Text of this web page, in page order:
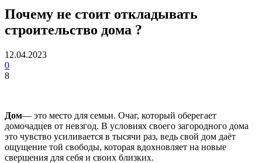
Почему не стоит откладывать
строительство дома ?
12.04.2023
0
8
Дом— это место для семьи. Очаг, который оберегает
домочадцев от невзгод. В условиях своего загородного дома
это чувство усиливается в тысячи раз, ведь свой дом даёт
ощущение той свободы, которая вдохновляет на новые
свершения для себя и своих близких.